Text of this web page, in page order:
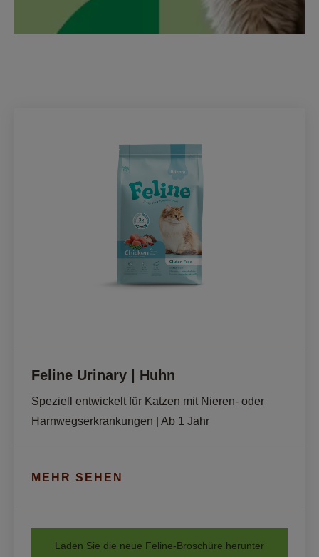
Feline Urinary | Huhn
Speziell entwickelt für Katzen mit Nieren- oder
Harnwegserkrankungen | Ab 1 Jahr
MEHR SEHEN
Laden Sie die neue Feline-Broschüre herunter